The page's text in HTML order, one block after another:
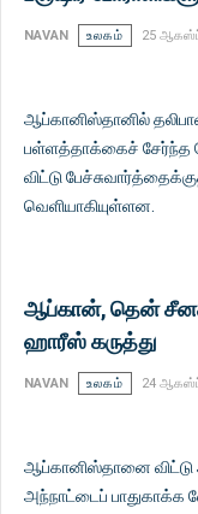
NAVAN உலகம் 25
ஆப்கானிஸ்தானில்
பள்ளத்தாக்கைச் சேர்ந்த
விட்டு
வெளியாகியுள்ளன.
ஆப்கான், தென்
ஹாரீஸ் கருத்து
NAVAN உலகம் 24
ஆப்கானிஸ்தானை விட்டு
அந்நாட்டைப் பாதுகாக்க